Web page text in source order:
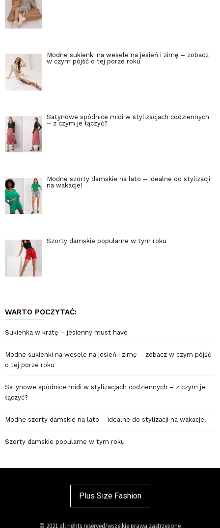
Modne sukienki na wesele na jesień i zimę – zobacz
w czym pójść o tej porze roku
Satynowe spódnice midi w stylizacjach codziennych
– z czym je łączyć?
Modne szorty damskie na lato – idealne do stylizacji
na wakacje!
Szorty damskie popularne w tym roku
WARTO POCZYTAĆ:
Sukienka w kratę – jesienny must have
Modne sukienki na wesele na jesień i zimę – zobacz w czym pójść
o tej porze roku
Satynowe spódnice midi w stylizacjach codziennych – z czym je
łączyć?
Modne szorty damskie na lato – idealne do stylizacji na wakacje!
Szorty damskie popularne w tym roku
Plus Size Fashion
© 2021 all rights reserved/wszelkie prawa zastrzeżone